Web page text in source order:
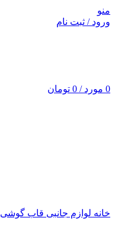
منو
ورود / ثبت نام
0 مورد /
0 تومان
خانه لوازم جانبی قاب گوشی